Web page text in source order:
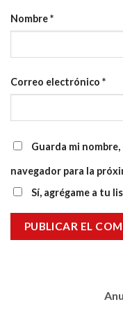
Nombre*
Correo electrónico *
Guarda mi
navegador para la
Sí, agrégame a tu